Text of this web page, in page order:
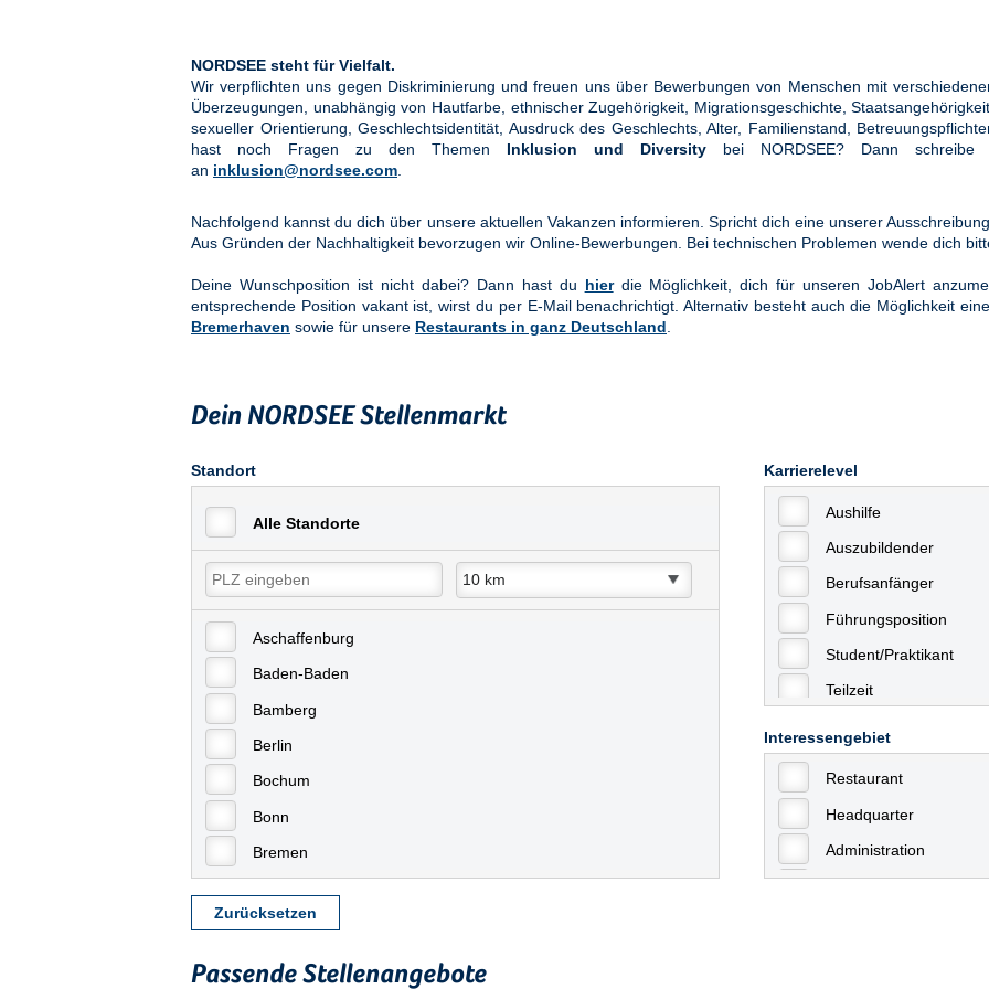
NORDSEE steht für Vielfalt.
Wir verpflichten uns gegen Diskriminierung und freuen uns über Bewerbungen von Menschen mit
Überzeugungen, unabhängig von Hautfarbe, ethnischer Zugehörigkeit, Migrationsgeschichte,
sexueller Orientierung, Geschlechtsidentität, Ausdruck des Geschlechts, Alter, Familienstand,
hast noch Fragen zu den Themen Inklusion und Diversity bei NORDSEE? Dann
an inklusion@nordsee.com
Nachfolgend kannst du dich über unsere aktuellen Vakanzen informieren. Spricht dich eine unserer
Aus Gründen der Nachhaltigkeit bevorzugen wir Online-Bewerbungen. Bei technischen Problemen wende dich
Deine Wunschposition ist nicht dabei? Dann hast du hierdie Möglichkeit, dich für unseren JobAlert
entsprechende Position vakant ist, wirst du per E-Mail benachrichtigt. Alternativ besteht auch die Möglichkeit
Bremerhaven sowie für unsere Restaurants in ganz Deutschland
Dein NORDSEE Stellenmarkt
Standort
Alle Standorte
Aschaffenburg
Baden-Baden
Bamberg
Berlin
Bochum
Bonn
Bremen
Celle
Chemnitz
Karrierelevel
Aushilfe
Auszubildender
Berufsanfänger
Führungsposition
Student/Praktikant
Teilzeit
Interessengebiet
Restaurant
Headquarter
Administration
Zurücksetzen
Passende Stellenangebote